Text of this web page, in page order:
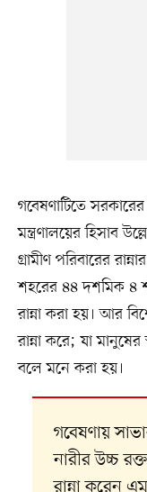
গবেষণাটিতে
মন্ত্রণালয়ের হিসাব
গ্রামীণ পরিবারের
শহরের ৪৪ দশমিক ৪
রান্না করা হয়। আর
রান্না করে; যা
বলে মনে করা হয়।
গবেষণায়
নারীর উচ্চ